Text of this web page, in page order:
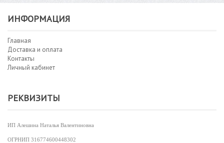
ИНФОРМАЦИЯ
Главная
Доставка и оплата
Контакты
Личный кабинет
РЕКВИЗИТЫ
ИП Алешина Наталья Валентиновна
ОГРНИП 316774600448302